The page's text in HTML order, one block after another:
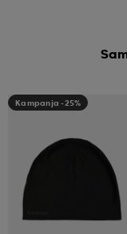
Kampanja -25%